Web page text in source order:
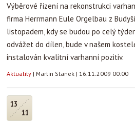
Výběrové řízení na rekonstrukci
firma Herrmann Eule Orgelbau z
listopadem, kdy se budou po celý
odvážet do dílen, bude v našem
instalován kvalitní varhanní pozitiv.
Aktuality | Martin Stanek | 16.11.2009 00:00
13
11